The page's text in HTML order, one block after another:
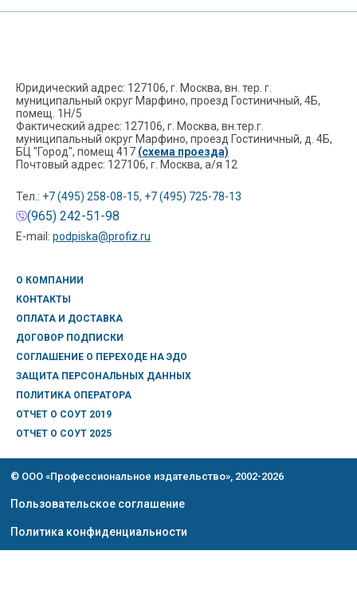
Юридический адрес: 127106, г. Москва, вн. тер. г.
муниципальный округ Марфино, проезд Гостиничный, 4Б,
помещ. 1Н/5
Фактический адрес: 127106, г. Москва, вн.тер.г.
муниципальный округ Марфино, проезд Гостиничный, д. 4Б,
БЦ "Город", помещ 417 (схема проезда)
Почтовый адрес: 127106, г. Москва, а/я 12
Тел.: +7 (495) 258-08-15, +7 (495) 725-78-13
(965) 242-51-98
E-mail: podpiska@profiz.ru
О КОМПАНИИ
КОНТАКТЫ
ОПЛАТА И ДОСТАВКА
ДОГОВОР ПОДПИСКИ
СОГЛАШЕНИЕ О ПЕРЕХОДЕ НА ЭДО
ЗАЩИТА ПЕРСОНАЛЬНЫХ ДАННЫХ
ПОЛИТИКА ОПЕРАТОРА
ОТЧЕТ О СОУТ 2019
ОТЧЕТ О СОУТ 2025
© ООО «Профессиональное издательство», 2002-2026
Пользовательское соглашение
Политика конфиденциальности